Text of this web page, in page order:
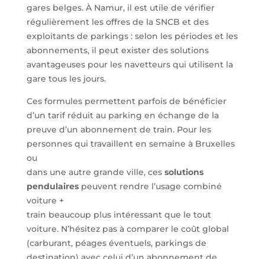
gares belges. À Namur, il est utile de vérifier
régulièrement les offres de la SNCB et des
exploitants de parkings : selon les périodes et les
abonnements, il peut exister des solutions
avantageuses pour les navetteurs qui utilisent la
gare tous les jours.
Ces formules permettent parfois de bénéficier
d’un tarif réduit au parking en échange de la
preuve d’un abonnement de train. Pour les
personnes qui travaillent en semaine à Bruxelles
ou
dans une autre grande ville, ces solutions
pendulairespeuvent rendre l’usage combiné
voiture +
train beaucoup plus intéressant que le tout
voiture. N’hésitez pas à comparer le coût global
(carburant, péages éventuels, parkings de